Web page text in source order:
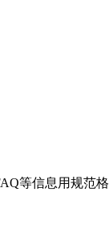
等信息用规范